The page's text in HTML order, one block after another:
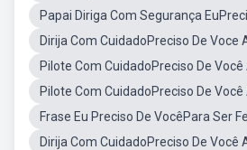
Papai Diriga Com Segurança
Dirija Com CuidadoPreciso De Voce
Pilote Com CuidadoPreciso De
Pilote Com CuidadoPreciso De
Frase Eu Preciso De VocêPara Ser
Dirija Com CuidadoPreciso De Você